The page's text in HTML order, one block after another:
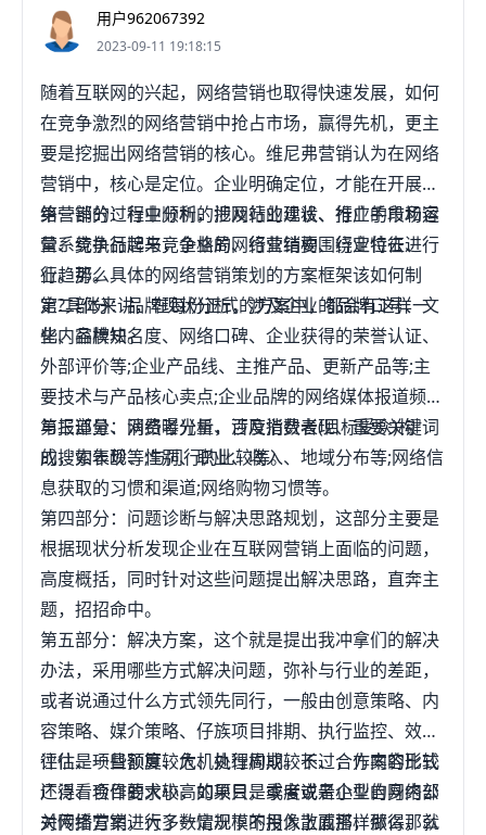
用户962067392
2023-09-11 19:18:15
随着互联网的兴起，网络营销也取得快速发展，如何
在竞争激烈的网络营销中抢占市场，赢得先机，更主
要是挖掘出网络营销的核心。维尼弗营销认为在网络
营销中，核心是定位。企业明确定位，才能在开展网
络营销的过程中顺利的把网站的建设、推广手段和运
营系统执行起来，企业的网络营销要围绕定位去进
行。那么具体的网络营销策划的方案框架该如何制
定?具体来讲，在每份正式的方案中，都会有这样一
些内容模块。
第一部分：行业分析，涉及行业现状、行业的市场容
量、竞争品牌与竞争格局、行业结构、行业特征、行
业趋势。
第二部分：品牌现状分析，涉及企业的品牌口号、文
化、品牌知名度、网络口碑、企业获得的荣誉认证、
外部评价等;企业产品线、主推产品、更新产品等;主
要技术与产品核心卖点;企业品牌的网络媒体报道频次
与报道量、网络曝光量、百度指数表现、重要关键词
的搜索表现等;与同行的比较等。
第三部分：消费者分析，涉及消费者(目标受众)构
成，如年龄、性别、职业、收入、地域分布等;网络信
息获取的习惯和渠道;网络购物习惯等。
第四部分：问题诊断与解决思路规划，这部分主要是
根据现状分析发现企业在互联网营销上面临的问题，
高度概括，同时针对这些问题提出解决思路，直奔主
题，招招命中。
第五部分：解决方案，这个就是提出我冲拿们的解决
办法，采用哪些方式解决问题，弥补与行业的差距，
或者说通过什么方式领先同行，一般由创意策略、内
容策略、媒介策略、仔族项目排期、执行监控、效果
评估、项目预算、危机处理构成。不过，方案的形式
还得看项目的大小，如果只是季度或者小型的网络公
关传播方案，大多数情况下不用像上面那样做得那么
往往是一些额度较大、执行周期较长、合作内容比较
广泛、合作要求较高的项目，或者说是企业自身内部
对网络营销进行了一定规模的投入散戚搭，那么，就